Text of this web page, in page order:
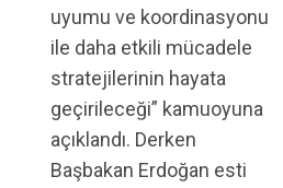
uyumu ve koordinasyonu
ile daha etkili mücadele
stratejilerinin hayata
geçirileceği” kamuoyuna
açıklandı. Derken
Başbakan Erdoğan esti